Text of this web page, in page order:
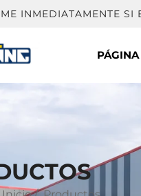
INMEDIATAMENTE SI